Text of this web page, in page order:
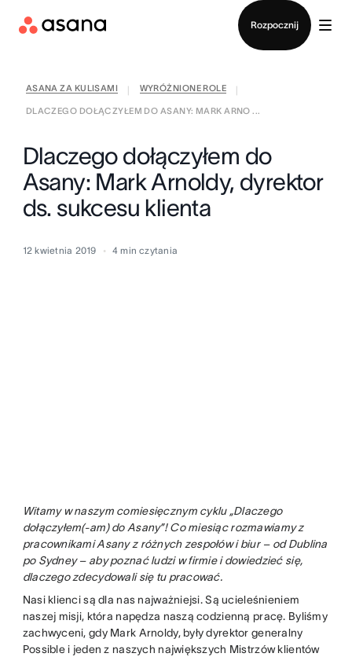
Rozpocznij
ASANA ZA KULISAMI WYRÓŻNIONE ROLE
DLACZEGO DOŁĄCZYŁEM DO ASANY: MARK ARNO ...
Dlaczego dołączyłem do
Asany: Mark Arnoldy, dyrektor
ds. sukcesu klienta
12 kwietnia 2019 4 min czytania
Witamy w naszym comiesięcznym cyklu „Dlaczego
dołączyłem(-am) do Asany”! Co miesiąc rozmawiamy z
pracownikami Asany z różnych zespołów i biur – od Dublina
po Sydney – aby poznać ludzi w firmie i dowiedzieć się,
dlaczego zdecydowali się tu pracować.
Nasi klienci są dla nas najważniejsi. Są ucieleśnieniem
naszej misji, która napędza naszą codzienną pracę. Byliśmy
zachwyceni, gdy Mark Arnoldy, były dyrektor generalny
Possible i jeden z naszych największych Mistrzów klientów